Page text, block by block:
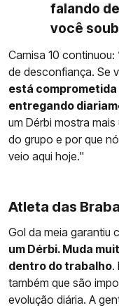
falando
você
Camisa 10
de desconfiança. Se
está comprometida
entregando
um Dérbi mostra
do grupo e por que
veio aqui hoje."
Atleta das
Gol da meia garantiu
um Dérbi. Muda
dentro do trabalho.
também que são
evolução diária. A